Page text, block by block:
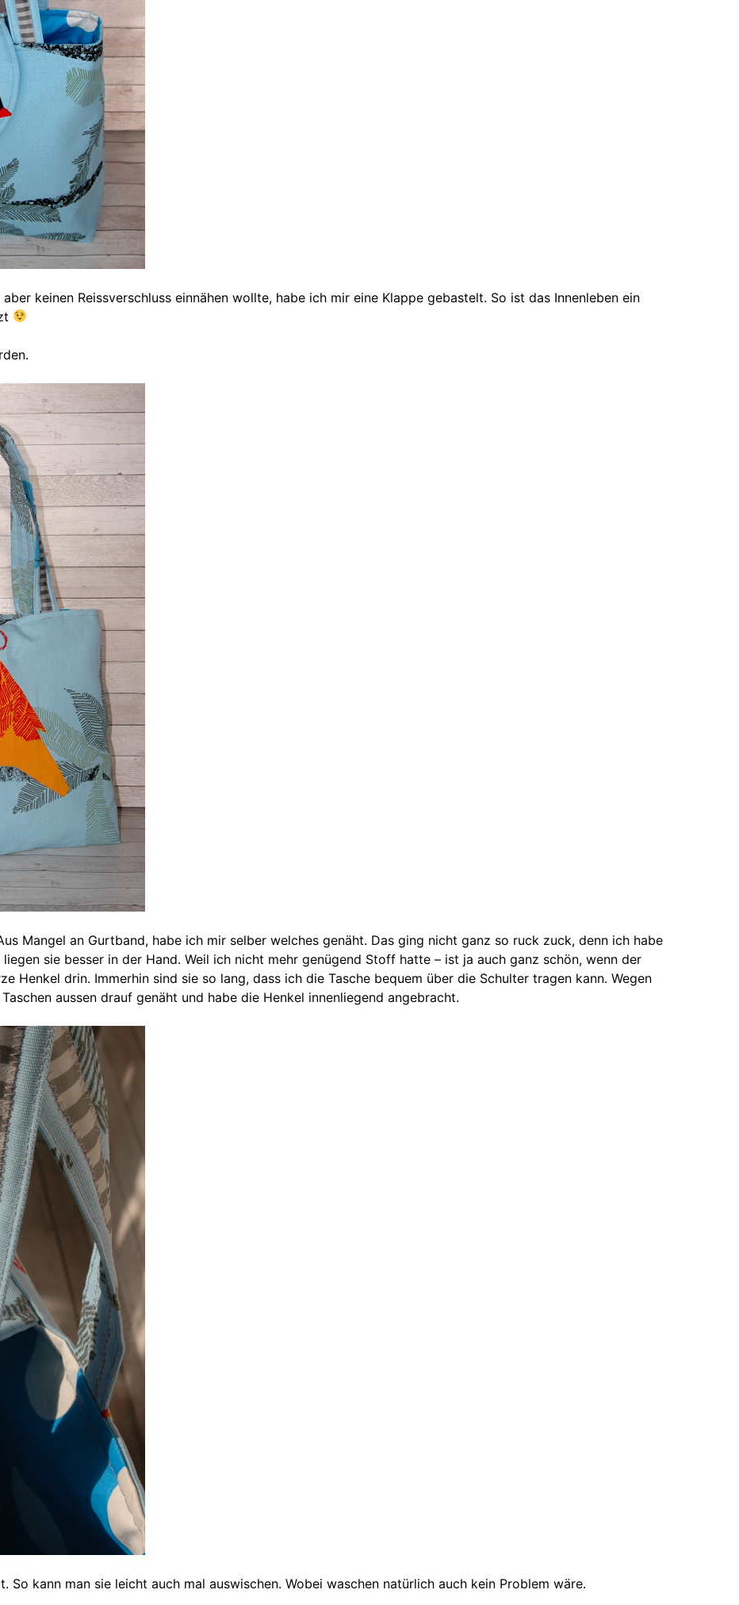
keinen Reissverschluss einnähen wollte, habe ich mir eine Klappe gebastelt. So ist das Innenleben ein
Mangel an Gurtband, habe ich mir selber welches genäht. Das ging nicht ganz so ruck zuck, denn ich habe
sie besser in der Hand. Weil ich nicht mehr genügend Stoff hatte – ist ja auch ganz schön, wenn der
Henkel drin. Immerhin sind sie so lang, dass ich die Tasche bequem über die Schulter tragen kann. Wegen
aussen drauf genäht und habe die Henkel innenliegend angebracht.
So kann man sie leicht auch mal auswischen. Wobei waschen natürlich auch kein Problem wäre.